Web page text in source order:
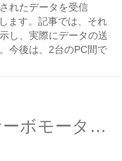
れたデータを受信
ます。記事では、それ
し、実際にデータの送
今後は、2台のPC間で
Raspberry PiのPWMでサーボモータを動かしてみる